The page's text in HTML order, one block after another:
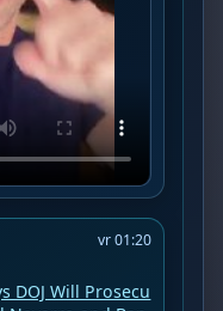
vr 01:20
DOJ Will Prosecu